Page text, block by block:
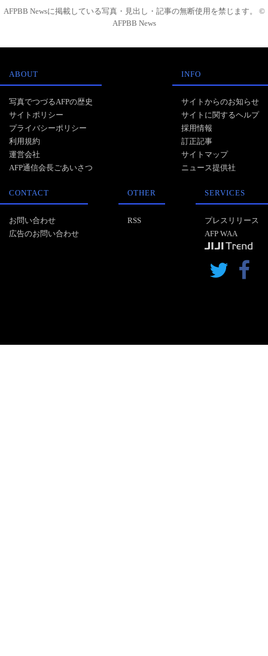
AFPBB Newsに掲載している写真・見出し・記事の無断使用を禁じます。 ©
AFPBB News
ABOUT
写真でつづるAFPの歴史
サイトポリシー
プライバシーポリシー
利用規約
運営会社
AFP通信会長ごあいさつ
INFO
サイトからのお知らせ
サイトに関するヘルプ
採用情報
訂正記事
サイトマップ
ニュース提供社
CONTACT
お問い合わせ
広告のお問い合わせ
OTHER
RSS
SERVICES
プレスリリース
AFP WAA